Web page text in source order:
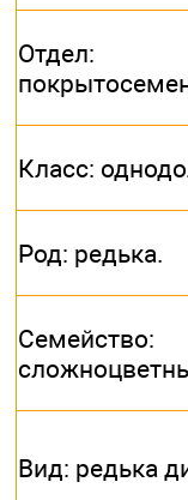
Отдел:
Класс:
Род: редька.
Семейство:
Вид: редька